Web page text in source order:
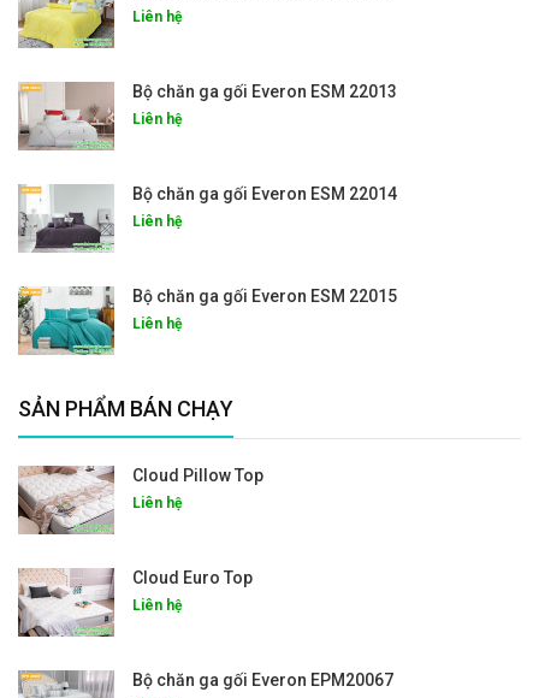
Liên hệ
Bộ chăn ga gối Everon ESM 22013
Liên hệ
Bộ chăn ga gối Everon ESM 22014
Liên hệ
Bộ chăn ga gối Everon ESM 22015
Liên hệ
SẢN PHẨM BÁN CHẠY
Cloud Pillow Top
Liên hệ
Cloud Euro Top
Liên hệ
Bộ chăn ga gối Everon EPM20067